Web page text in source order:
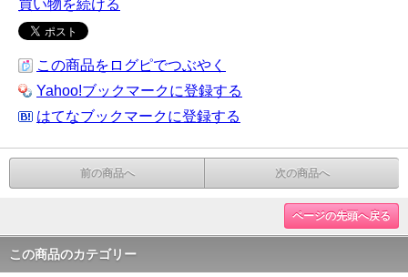
買い物を続ける
この商品をログピでつぶやく
Yahoo!ブックマークに登録する
はてなブックマークに登録する
前の商品へ 次の商品へ
ページの先頭へ戻る
この商品のカテゴリー